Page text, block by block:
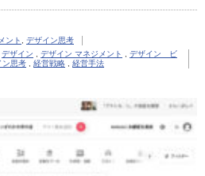
ント
デザイン思考
デザイン デザイン マネジメント
デザイン ビ
ン思考 経営戦略
経営手法